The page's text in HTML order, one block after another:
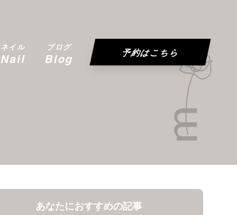
ネイル
Nail
ブログ
Blog 予約はこちら
あなたにおすすめの記事